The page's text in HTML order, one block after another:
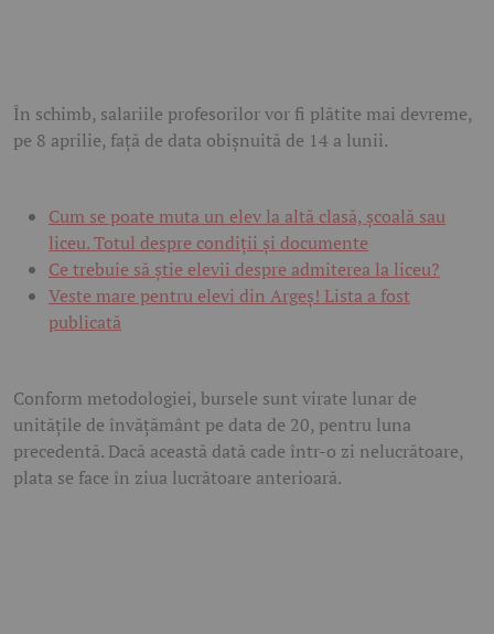
În schimb, salariile profesorilor vor fi plătite mai devreme,
pe 8 aprilie, față de data obișnuită de 14 a lunii.
Cum se poate muta un elev la altă clasă, școală sau
liceu. Totul despre condiții și documente
Ce trebuie să știe elevii despre admiterea la liceu?
Veste mare pentru elevi din Argeș! Lista a fost
publicată
Conform metodologiei, bursele sunt virate lunar de
unitățile de învățământ pe data de 20, pentru luna
precedentă. Dacă această dată cade într-o zi nelucrătoare,
plata se face în ziua lucrătoare anterioară.